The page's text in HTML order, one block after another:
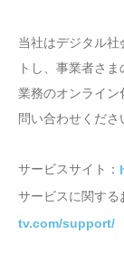
当社はデジタル
トし、事業者さ
業務のオンライン
問い合わせくださ
サービスサイト：
サービスに関する
tv.com/support/